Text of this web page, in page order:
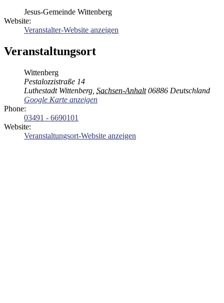
Jesus-Gemeinde Wittenberg
Website:
Veranstalter-Website anzeigen
Veranstaltungsort
Wittenberg
Pestalozzistraße 14
Luthestadt Wittenberg Sachsen-Anhalt 06886 Deutschland
Google Karte anzeigen
Phone:
03491 - 6690101
Website:
Veranstaltungsort-Website anzeigen